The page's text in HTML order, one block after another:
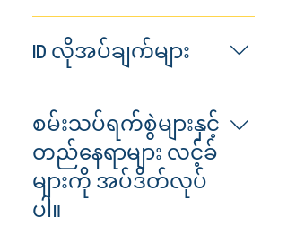
ကျောင်းသားများသည် ဤကာလ
အတွင်း အစားအသောက်နှင့်
အဖျော်ယမကာများကို ထောက်ပံ့ပေး
မည်မဟုတ်သော်လည်း ယေဘုယျ
အားဖြင့် စာမေးပွဲများကြားတွင်
ခေတ္တနားရန် အချိန်အနည်းငယ်ရှိပါ
မည်။ မိဘများနှင့် အုပ်ထိန်းသူ
များသည် စာမေးပွဲဖြေဆိုသည့်
နေရာ၌ တစ်နေ့တာလုံး အခမဲ့နေ
နိုင်သည်၊ သို့မဟုတ် စာမေးပွဲပြီး
ID လိုအပ်ချက်များ
ACT စာမေးပွဲဖြေဆိုသည့်
ကျောင်းသားအားလုံးအတွက် ဓာတ်ပုံ
အထောက်အထား လိုအပ်ပါသည်။
လက်ခံထားသော ဓာတ်ပုံ ID ပုံစံများ
ကို ဤနေရာတွင် ပြထားသည်
http://www.actstudent
စမ်းသပ်ရက်စွဲများနှင့်
တည်နေရာများ လင့်ခ်
များကို အပ်ဒိတ်လုပ်
ပါ။